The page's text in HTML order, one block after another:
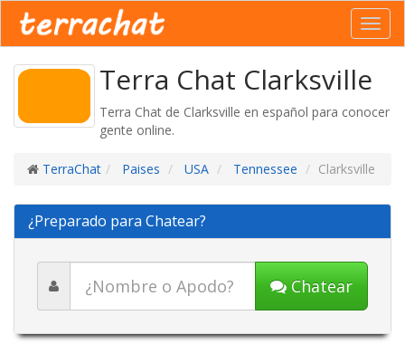
Terra Chat Clarksville
Terra Chat de Clarksville en español para conocer
gente online.
TerraChat Paises USA Tennessee Clarksville
¿Preparado para Chatear?
Chatear